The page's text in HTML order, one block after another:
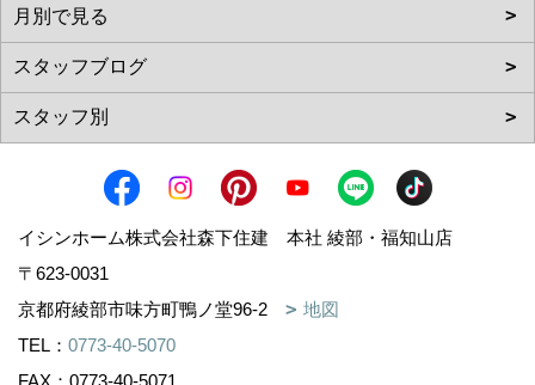
イシンホーム株式会社森下住建 本社 綾部・福知山店
〒623-0031
京都府綾部市味方町鴨ノ堂96-2
地図
TEL： 0773-40-5070
FAX：0773-40-5071